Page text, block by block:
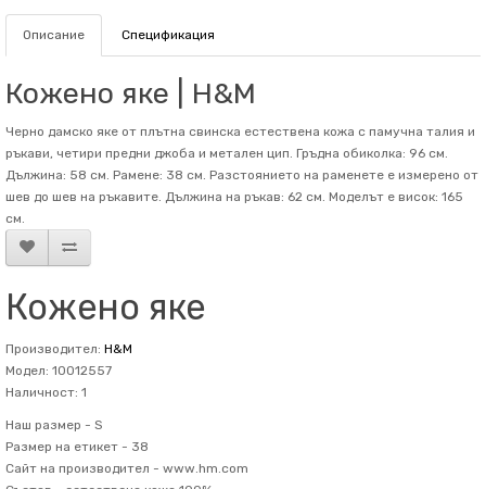
Описание Спецификация
Кожено яке | H&M
Черно дамско яке от плътна свинска естествена кожа с памучна талия и
ръкави, четири предни джоба и метален цип. Гръдна обиколка: 96 см.
Дължина: 58 см. Рамене: 38 см. Разстоянието на раменете е измерено от
шев до шев на ръкавите. Дължина на ръкав: 62 см. Mоделът е висок: 165
см.
Кожено яке
Производител: H&M
Модел: 10012557
Наличност: 1
Наш размер - S
Размер на етикет - 38
Сайт на производител - www.hm.com